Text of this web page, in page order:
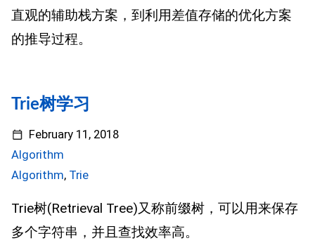
直观的辅助栈方案，到利用差值存储的优化方案
的推导过程。
Trie树学习
February 11, 2018
Algorithm
Algorithm, Trie
Trie树(Retrieval Tree)又称前缀树，可以用来保存
多个字符串，并且查找效率高。